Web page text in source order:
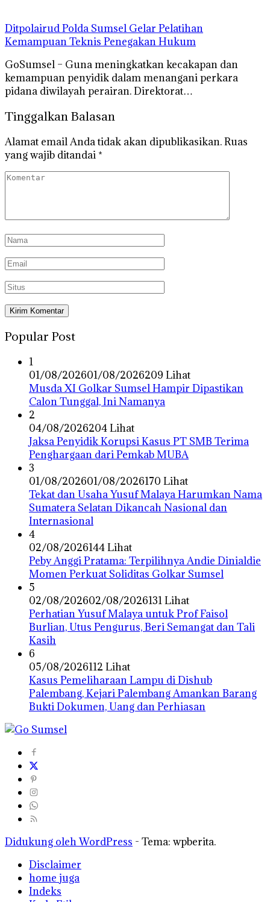
Ditpolairud Polda Sumsel Gelar Pelatihan
Kemampuan Teknis Penegakan Hukum
GoSumsel – Guna meningkatkan kecakapan dan
kemampuan penyidik dalam menangani perkara
pidana diwilayah perairan. Direktorat…
Tinggalkan Balasan
Alamat email Anda tidak akan dipublikasikan.Ruas
yang wajib ditandai *
Popular Post
1
01/08/202601/08/2026209 Lihat
Musda XI Golkar Sumsel Hampir Dipastikan
Calon Tunggal, Ini Namanya
2
04/08/2026204 Lihat
Jaksa Penyidik Korupsi Kasus PT SMB Terima
Penghargaan dari Pemkab MUBA
3
01/08/202601/08/2026170 Lihat
Tekat dan Usaha Yusuf Malaya Harumkan Nama
Sumatera Selatan Dikancah Nasional dan
Internasional
4
02/08/2026144 Lihat
Peby Anggi Pratama: Terpilihnya Andie Dinialdie
Momen Perkuat Soliditas Golkar Sumsel
5
02/08/202602/08/2026131 Lihat
Perhatian Yusuf Malaya untuk Prof Faisol
Burlian, Utus Pengurus, Beri Semangat dan Tali
Kasih
6
05/08/2026112 Lihat
Kasus Pemeliharaan Lampu di Dishub
Palembang, Kejari Palembang Amankan Barang
Bukti Dokumen, Uang dan Perhiasan
Didukung oleh WordPress - Tema: wpberita.
Disclaimer
home juga
Indeks